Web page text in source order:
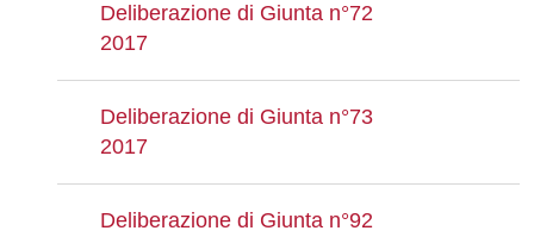
Deliberazione di Giunta n°72
2017
Deliberazione di Giunta n°73
2017
Deliberazione di Giunta n°92